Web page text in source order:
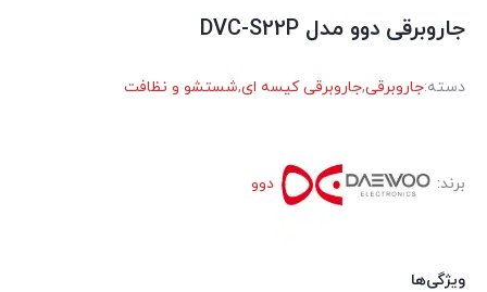
جاروبرقی دوو مدل DVC-S22P
دسته:جاروبرقی,جاروبرقی کیسه ای,شستشو و نظافت
برند: دوو
ویژگی‌ها